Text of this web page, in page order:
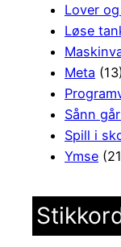
Lover
Løse
Meta
Sånn
Spill i
Ymse